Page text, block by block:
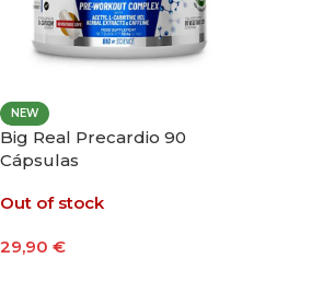
NEW
Big Real Precardio 90
Cápsulas
Out of stock
29,90 €